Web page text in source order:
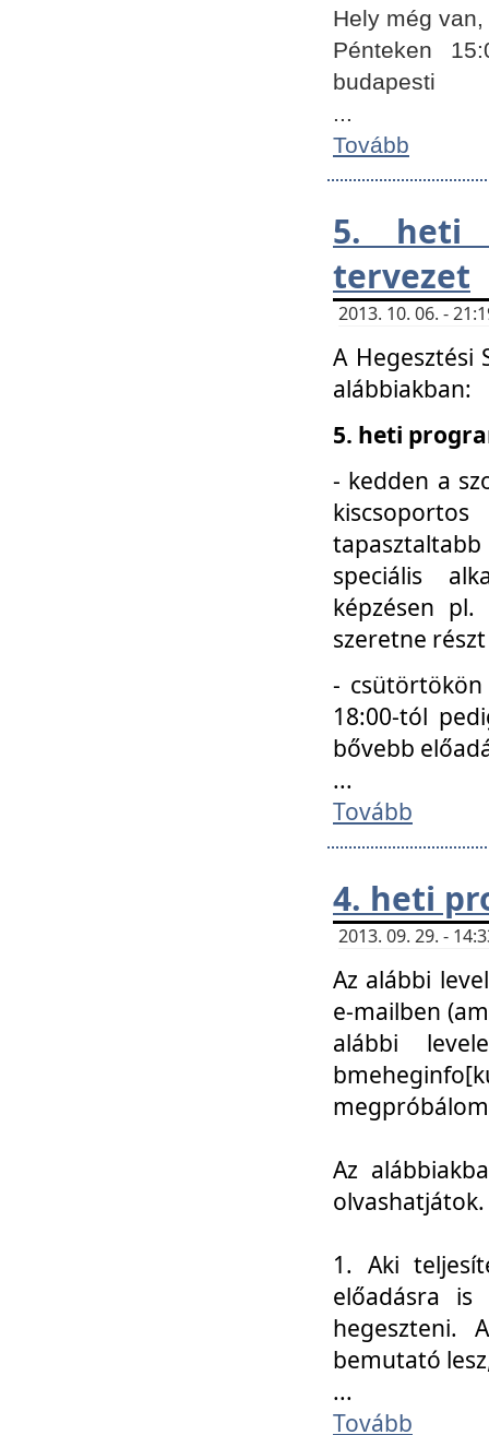
Hely még
Pénteken
budapesti
...
Tovább
5. heti
tervezet
2013. 10. 06. -
A Hegesztési
alábbiakban:
5. heti
- kedden a
speciális
képzésen
szeretne
- csütörtökön
18:00-tól
bővebb
...
Tovább
4. heti
2013. 09. 29. -
Az alábbi
e-mailben
alábbi
Az
olvashatjátok.
1. Aki
előadásra
hegeszteni.
bemutató
...
Tovább